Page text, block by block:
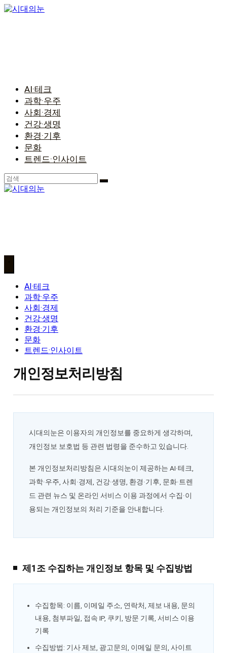
콘
AI·테크
과학·우주
사회·경제
건강·생명
환경·기후
문화
트렌드·인사이트
AI·테크
과학·우주
사회·경제
건강·생명
환경·기후
문화
트렌드·인사이트
개인정보처리방침
시대의눈은 이용자의 개인정보를 중요하게 생각하며,
개인정보 보호법 등 관련 법령을 준수하고 있습니다.
본 개인정보처리방침은 시대의눈이 제공하는 AI·테크,
과학·우주, 사회·경제, 건강·생명, 환경·기후, 문화·트렌
드 관련 뉴스 및 온라인 서비스 이용 과정에서 수집·이
용되는 개인정보의 처리 기준을 안내합니다.
제1조 수집하는 개인정보 항목 및 수집방법
수집항목: 이름, 이메일 주소, 연락처, 제보 내용, 문의
내용, 첨부파일, 접속 IP, 쿠키, 방문 기록, 서비스 이용
기록
수집방법: 기사 제보, 광고문의, 이메일 문의, 사이트